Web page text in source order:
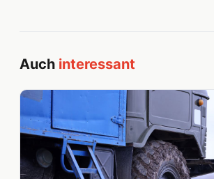
Auch interessant